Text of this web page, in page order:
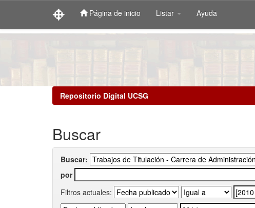
Página de inicio Listar Ayuda
Repositorio Digital UCSG
Buscar
Buscar:
por
Filtros actuales: